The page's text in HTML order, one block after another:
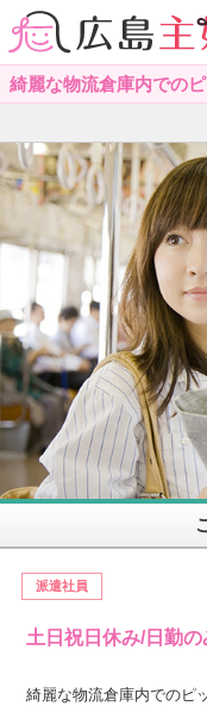
綺麗な物流倉庫内での
派遣社員
土日祝日休み/日勤
綺麗な物流倉庫内での